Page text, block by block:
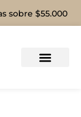
sobre $55.000